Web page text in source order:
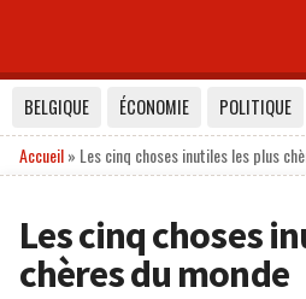
BELGIQUE ÉCONOMIE POLITIQUE
Accueil» Les cinq choses inutiles les plus
Les cinq choses
chères du monde